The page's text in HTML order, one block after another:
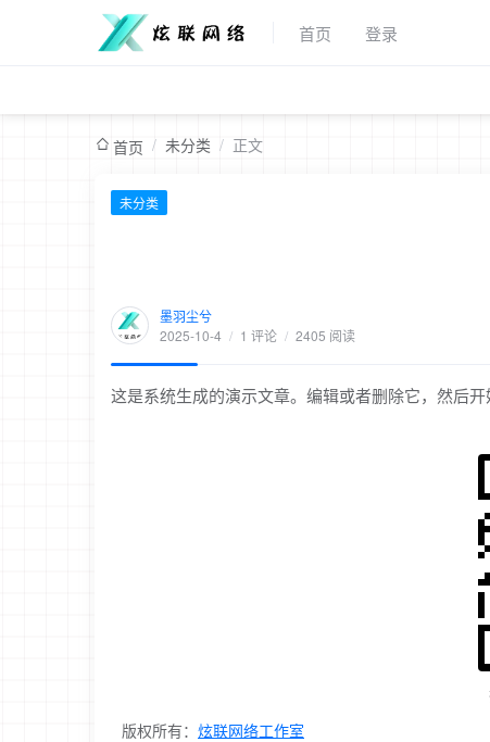
首页 登录
首页 / 未分类 / 正文
未分类
墨羽尘兮
2025-10-4 / 1 评论 / 2405 阅读
这是系统生成的演示文章。编辑或者删除它，然后开
版权所有： 炫联网络工作室